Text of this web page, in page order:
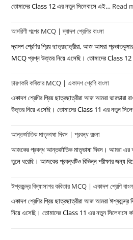
তোমাদের Class 12 এর নতুন সিলেবাসে এই… Read
আদরিণী গল্পের MCQ | দ্বাদশ শ্রেণির বাংলা
দ্বাদশ শ্রেণির প্রিয় ছাত্রছাত্রীরা, আজ আমরা
MCQ প্রশ্ন উত্তর নিয়ে এসেছি। তোমাদের Class 12
চারণকবি কবিতার MCQ | একাদশ শ্রেণি বাংলা
একাদশ শ্রেণির প্রিয় ছাত্রছাত্রীরা আজ আমরা ভারভারা
উত্তর নিয়ে এসেছি। তোমাদের Class 11 এর নতুন
আন্তর্জাতিক মাতৃভাষা দিবস | প্রবন্ধ রচনা
আজকের প্রবন্ধ আন্তর্জাতিক মাতৃভাষা দিবস। আমরা এর
তুলে ধরেছি। আজকের প্রবন্ধটিও বিভিন্ন পরীক্ষার জন্য
ঈশ্বরচন্দ্র বিদ্যাসাগর কবিতার MCQ | একাদশ শ্রেণি
একাদশ শ্রেণির প্রিয় ছাত্রছাত্রীরা আজ আমরা
নিয়ে এসেছি। তোমাদের Class 11 এর নতুন সিলেবাসে